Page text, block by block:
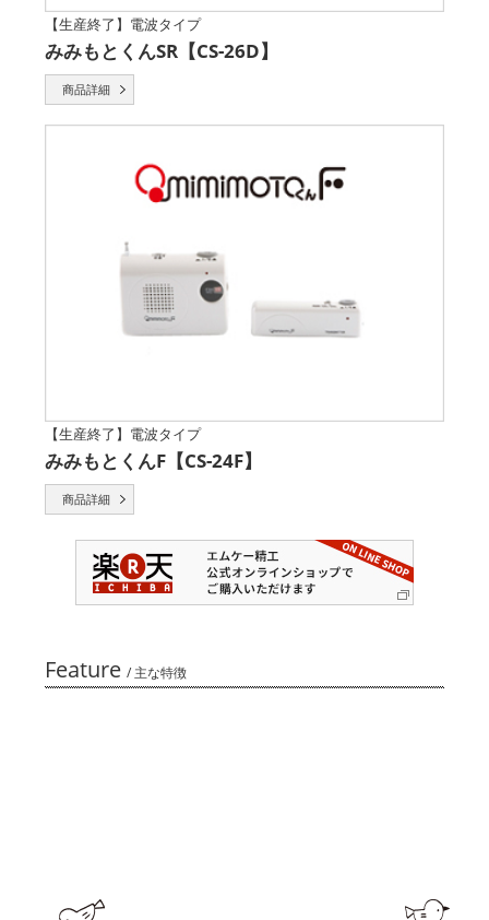
【生産終了】電波タイプ
みみもとくんSR【CS-26D】
商品詳細
【生産終了】電波タイプ
みみもとくんF【CS-24F】
商品詳細
Feature/ 主な特徴